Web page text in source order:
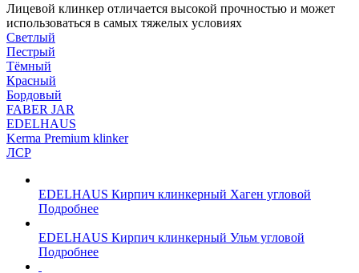
Лицевой клинкер отличается высокой прочностью и может
использоваться в самых тяжелых условиях
Светлый
Пестрый
Тёмный
Красный
Бордовый
FABER JAR
EDELHAUS
Kerma Premium klinker
ЛСР
EDELHAUS Кирпич клинкерный Хаген угловой
Подробнее
EDELHAUS Кирпич клинкерный Ульм угловой
Подробнее